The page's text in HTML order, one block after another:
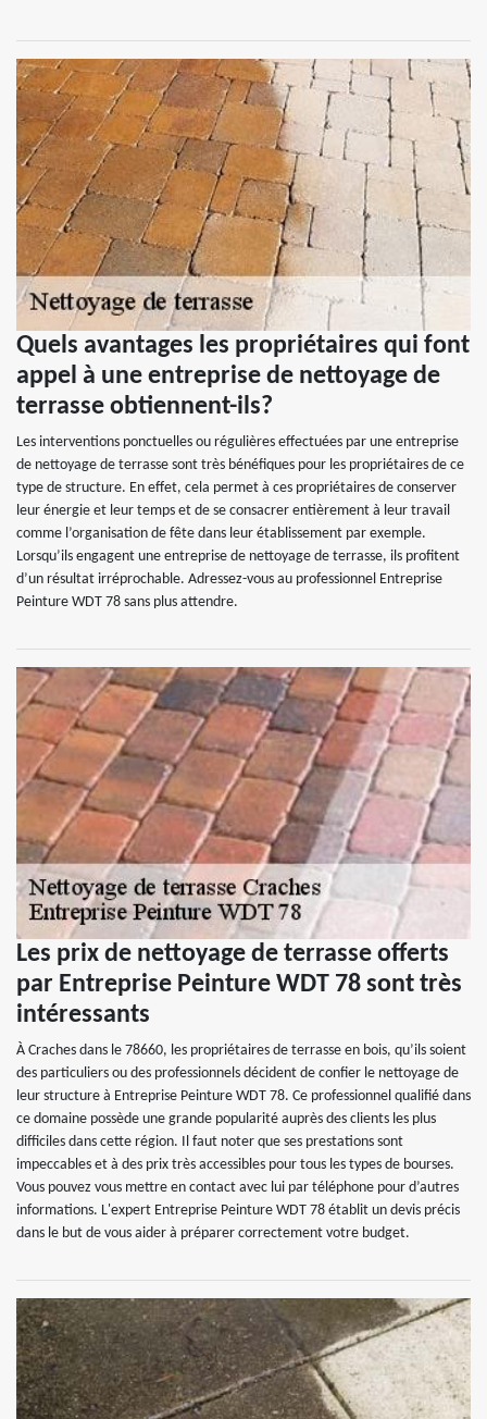
Quels avantages les propriétaires qui font
appel à une entreprise de nettoyage de
terrasse obtiennent-ils?
Les interventions ponctuelles ou régulières effectuées par une entreprise
de nettoyage de terrasse sont très bénéfiques pour les propriétaires de ce
type de structure. En effet, cela permet à ces propriétaires de conserver
leur énergie et leur temps et de se consacrer entièrement à leur travail
comme l’organisation de fête dans leur établissement par exemple.
Lorsqu’ils engagent une entreprise de nettoyage de terrasse, ils profitent
d’un résultat irréprochable. Adressez-vous au professionnel Entreprise
Peinture WDT 78 sans plus attendre.
Les prix de nettoyage de terrasse offerts
par Entreprise Peinture WDT 78 sont très
intéressants
À Craches dans le 78660, les propriétaires de terrasse en bois, qu’ils soient
des particuliers ou des professionnels décident de confier le nettoyage de
leur structure à Entreprise Peinture WDT 78. Ce professionnel qualifié dans
ce domaine possède une grande popularité auprès des clients les plus
difficiles dans cette région. Il faut noter que ses prestations sont
impeccables et à des prix très accessibles pour tous les types de bourses.
Vous pouvez vous mettre en contact avec lui par téléphone pour d’autres
informations. L'expert Entreprise Peinture WDT 78 établit un devis précis
dans le but de vous aider à préparer correctement votre budget.